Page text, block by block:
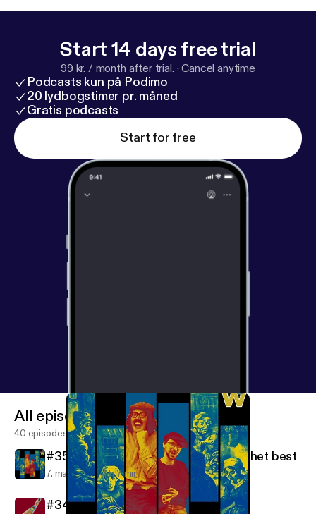
etweters ] * Youtub [https://www.youtube.com/@cap
Start 14 days free trial
99 kr. / month after trial. ·Cancel anytime
Podcasts kun på Podimo
20 lydbogstimer pr. måned
Gratis podcasts
Start for free
All episodes
40 episodes
#35 – Wie het laatst kraakt… kraakt het best
7. maj 2026 1 h 7 min
#34 – Chique de Friemel